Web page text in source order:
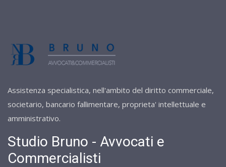
Assistenza specialistica, nell'ambito del diritto commerciale,
societario, bancario fallimentare, proprieta' intellettuale e
amministrativo.
Studio Bruno - Avvocati e
Commercialisti